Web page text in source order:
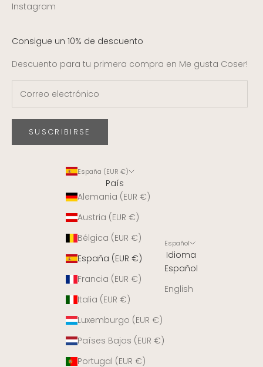
Instagram
Consigue un 10% de descuento
Descuento para tu primera compra en Me gusta Coser!
SUSCRIBIRSE
España (EUR €)
País
Alemania (EUR €)
Austria (EUR €)
Bélgica (EUR €)
España (EUR €)
Francia (EUR €)
Italia (EUR €)
Luxemburgo (EUR €)
Países Bajos (EUR €)
Portugal (EUR €)
Español
Idioma
Español
English